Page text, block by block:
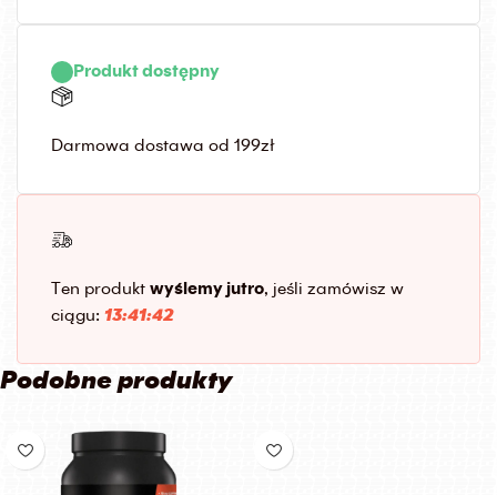
Produkt dostępny
Darmowa dostawa od 199zł
Ten produkt wyślemy jutro, jeśli zamówisz w
ciągu: 13:41:42
Podobne produkty